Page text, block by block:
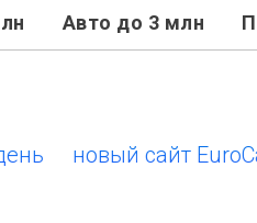
Авто до 3 млн
новый сайт